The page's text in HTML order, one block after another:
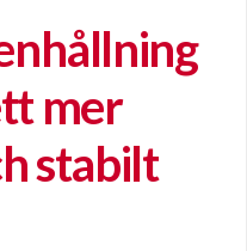
mer
stabilt